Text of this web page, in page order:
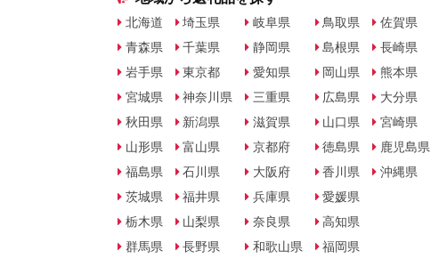
北海道
青森県
岩手県
宮城県
秋田県
山形県
福島県
茨城県
栃木県
群馬県
埼玉県
千葉県
東京都
神奈川県
新潟県
富山県
石川県
福井県
山梨県
長野県
岐阜県
静岡県
愛知県
三重県
滋賀県
京都府
大阪府
兵庫県
奈良県
和歌山県
鳥取県
島根県
岡山県
広島県
山口県
徳島県
香川県
愛媛県
高知県
福岡県
佐賀県
長崎県
熊本県
大分県
宮崎県
鹿児島県
沖縄県